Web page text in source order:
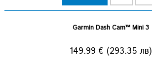
Garmin Dash Cam™ Mini 3
149.99 € (293.35 лв)